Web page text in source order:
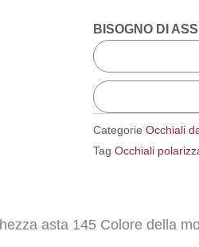
BISOGNO DI
Categorie Occhiali
Tag Occhiali
asta 145 Colore della